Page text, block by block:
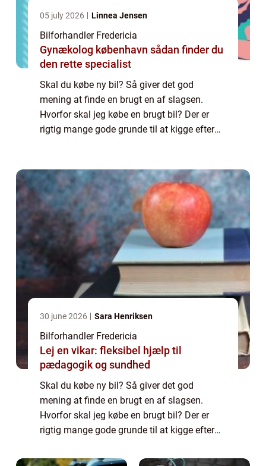
05 july 2026 Linnea Jensen
Bilforhandler Fredericia
Gynækolog københavn sådan finder du
den rette specialist
Skal du købe ny bil? Så giver det god
mening at finde en brugt en af slagsen.
Hvorfor skal jeg købe en brugt bil? Der er
rigtig mange gode grunde til at kigge efter
30 june 2026 Sara Henriksen
Bilforhandler Fredericia
Lej en vikar: fleksibel hjælp til
pædagogik og sundhed
Skal du købe ny bil? Så giver det god
mening at finde en brugt en af slagsen.
Hvorfor skal jeg købe en brugt bil? Der er
rigtig mange gode grunde til at kigge efter
Først og fremmest er der prisen. Du kan...